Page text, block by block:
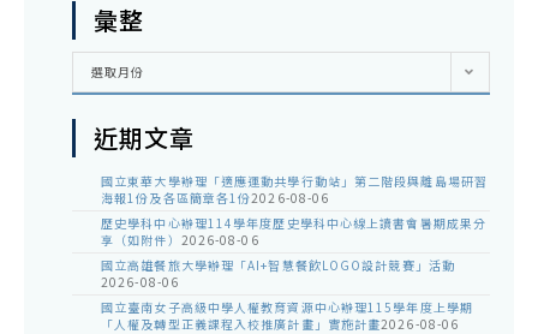
彙整
彙
選取月份
近期文章
國立東華大學辦理「適應運動共學行動站」第二階段與離島場研習
海報1份及各區簡章各1份2026-08-06
歷史學科中心辦理114學年度歷史學科中心線上讀書會暑期成果分
享（如附件） 2026-08-06
國立高雄餐旅大學辦理「AI+智慧餐飲LOGO設計競賽」活動
2026-08-06
國立臺南女子高級中學人權教育資源中心辦理115學年度上學期
「人權及轉型正義課程入校推廣計畫」實施計畫2026-08-06